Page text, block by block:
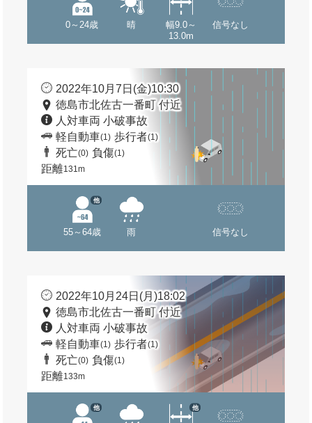
0～24歳 晴
幅9.0～
13.0m
信号なし
2022年10月7日(金)10:30
徳島市北佐古一番町 付近
人対車両 小破事故
軽自動車(1) 歩行者(1)
死亡(0) 負傷(1)
距離131m
55～64歳
他
雨 信号なし
2022年10月24日(月)18:02
徳島市北佐古一番町 付近
人対車両 小破事故
軽自動車(1) 歩行者(1)
死亡(0) 負傷(1)
距離133m
他 他